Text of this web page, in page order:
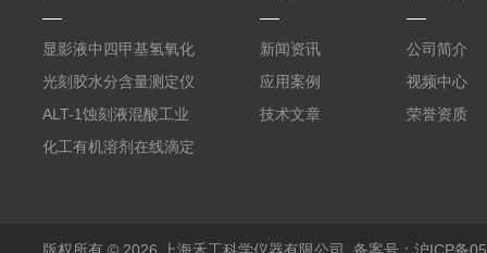
显影液中四甲基氢氧化
铵的浓度测定仪
光刻胶水分含量测定仪
AKF-C6
ALT-1蚀刻液混酸工业
在线滴定分析仪
化工有机溶剂在线滴定
新闻资讯
应用案例
技术文章
公司简介
视频中心
荣誉资质